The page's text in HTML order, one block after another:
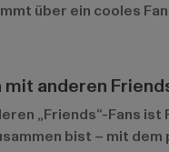
über ein cooles
anderen
„Friends“-Fans
bist – mit